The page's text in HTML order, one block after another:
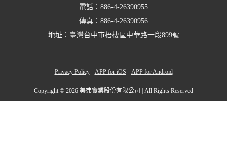
電話：886-4-26390955
傳真：886-4-26390956
地址：臺灣台中市梧棲區中華路一段899號
Privacy Policy APP for iOS APP for Android
Copyright © 2026 美弗實業股份有限公司 | All Rights Reserved